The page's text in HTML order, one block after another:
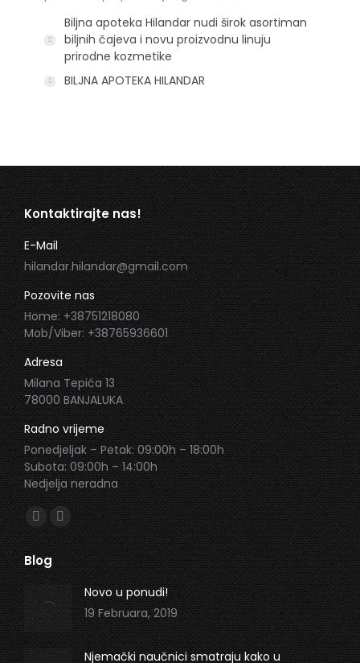
Biljna apoteka Hilandar nudi širok asortiman
biljnih čajeva i novu proizvodnu linuju
prirodne kozmetike
BILJNA APOTEKA HILANDAR
Kontaktirajte nas!
E-Mail
hilandar.hilandar@gmail.com
Pozovite nas
Home: +38751218080
Mob/Viber: +38765936601
Adresa
Milana Tepića 13
78000 BANJALUKA
Radno vrijeme
Ponedjeljak – Petak: 09:00h – 18:00h
Subota: 09:00h – 14:00h
Nedjelja neradna
Find us on:
Facebook
page
opens
in
new
window
Instagram
page
opens
in
new
window
Blog
Novo u ponudi!
19 Februara, 2019
Njemački naučnici smatraju kako u